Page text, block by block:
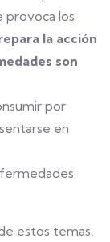
provoca los
la acción
son
por
en
estos temas,